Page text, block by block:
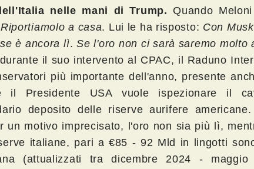
nelle mani di Trump. Quando
Riportiamolo a casa. Lui le ha risposto: Con
è ancora lì.Se l'oro non ci sarà saremo molto
il suo intervento al CPAC, il Raduno
più importante dell'anno, presente
il Presidente USA vuole ispezionare il
deposito delle riserve aurifere
un motivo imprecisato, l'oro non sia più lì,
italiane, pari a €85 - 92 Mld in lingotti
(attualizzati tra dicembre 2024 - maggio